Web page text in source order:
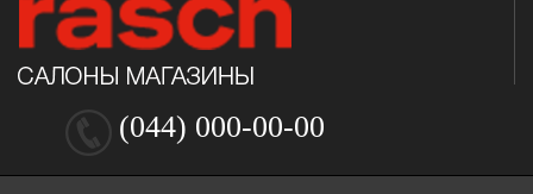
(044) 000-00-00